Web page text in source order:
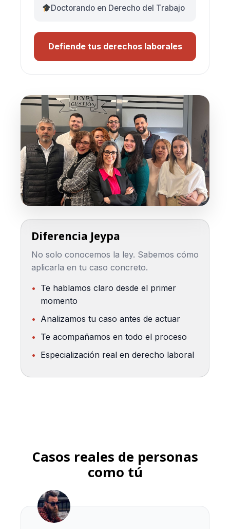
Doctorando en Derecho del Trabajo
Defiende tus derechos laborales
Diferencia Jeypa
No solo conocemos la ley. Sabemos cómo
aplicarla en tu caso concreto.
Te hablamos claro desde el primer
momento
Analizamos tu caso antes de actuar
Te acompañamos en todo el proceso
Especialización real en derecho laboral
Casos reales de personas
como tú
JEYPA - Abogados de Getafe ✕
Hola, soy el asistente virtual de JEYPA.
¿Quieres hablar por WhatsApp?
Sí, continuar Cerrar